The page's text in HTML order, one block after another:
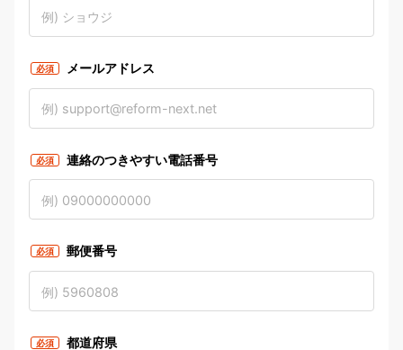
必須 メールアドレス
必須 連絡のつきやすい電話番号
必須 郵便番号
必須 都道府県